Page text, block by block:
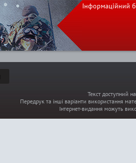
Інформаційний
Текст доступний
Передрук та інші варіанти використання
Інтернет-видання можуть